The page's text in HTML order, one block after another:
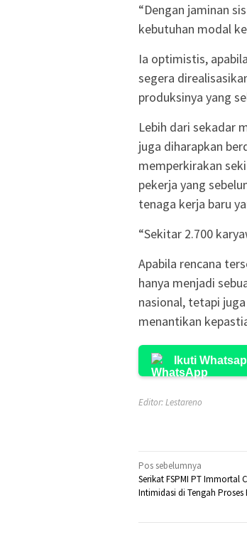
“Dengan jaminan
kebutuhan modal
Ia optimistis,
segera
produksinya yang
Lebih dari sekadar
juga diharapkan
memperkirakan
pekerja yang
tenaga kerja baru
“Sekitar 2.700
Apabila rencana
hanya menjadi
nasional, tetapi
menantikan
Ikuti
Editor: Lestareno
Navigasi
pos
Pos sebelumnya
Serikat FSPMI PT Immortal
Intimidasi di Tengah